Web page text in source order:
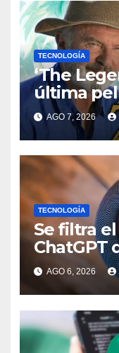
TECNOLOGÍA
‘The
última
que ya
AGO 7, 2026
TECNOLOGÍA
Se filtra
ChatGPT
y su
AGO 6, 2026